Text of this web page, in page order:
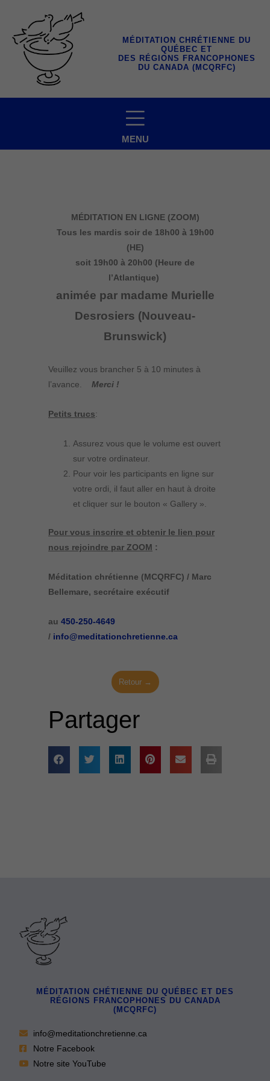
contenu
MÉDITATION CHRÉTIENNE DU
QUÉBEC ET
DES RÉGIONS FRANCOPHONES
DU CANADA (MCQRFC)
MENU
MÉDITATION EN LIGNE (ZOOM)
Tous les mardis soirde 18h00 à 19h00
(HE)
soit 19h00 à 20h00 (Heure de
l’Atlantique)
animée par madame Murielle
Desrosiers (Nouveau-
Brunswick)
Veuillez vous brancher 5 à 10 minutes à
l’avance.
Merci !
Petits trucs:
Assurez vous que le volume est ouvert
sur votre ordinateur.
Pour voir les participants en ligne sur
votre ordi, il faut aller en haut à droite
et cliquer sur le bouton « Gallery ».
Pour vous inscrire et obtenir le lien pour
nous rejoindre par ZOOM :
Méditation chrétienne (MCQRFC) / Marc
Bellemare, secrétaire exécutif
au 450-250-4649
/ info@meditationchretienne.ca
Retour →
Partager
MÉDITATION CHÉTIENNE DU QUÉBEC ET DES
RÉGIONS FRANCOPHONES DU CANADA
(MCQRFC)
info@meditationchretienne.ca
Notre Facebook
Notre site YouTube